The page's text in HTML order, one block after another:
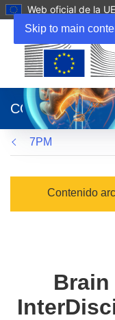
Skip to main
Web oficial de la UE
abrirá
en
una
nueva
ventana)
CORDIS
7PM
Contenido